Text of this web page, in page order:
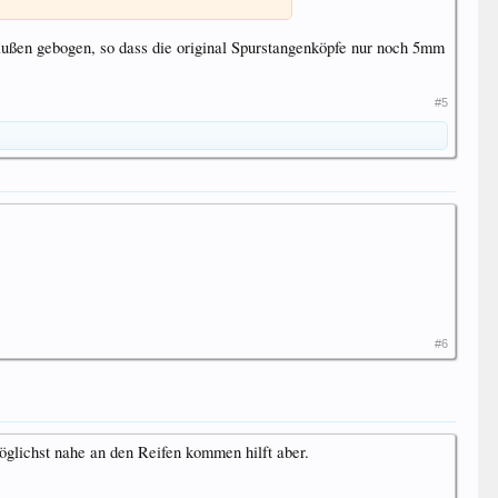
gebogen, so dass die original Spurstangenköpfe nur noch 5mm
#5
#6
nahe an den Reifen kommen hilft aber.